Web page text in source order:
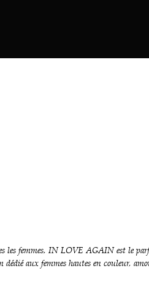
les femmes, IN LOVE AGAIN est le
aux femmes hautes en couleur,